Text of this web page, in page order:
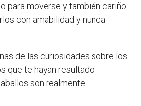
para moverse y también cariño.
con amabilidad y nunca
de las curiosidades sobre los
que te hayan resultado
son realmente